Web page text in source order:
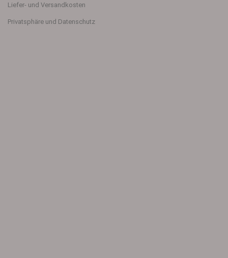
Liefer- und Versandkosten
Privatsphäre und Datenschutz